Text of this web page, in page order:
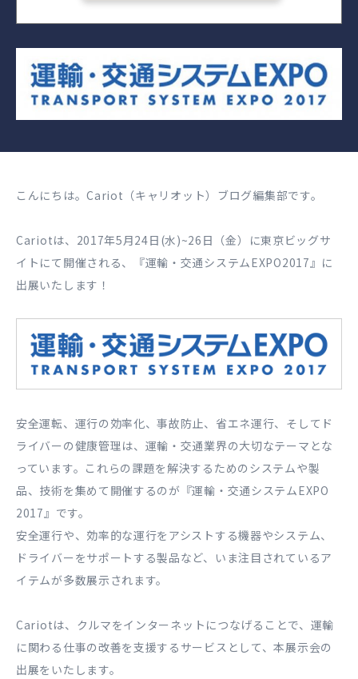
こんにちは。Cariot（キャリオット）ブログ編集部です。
Cariotは、2017年5月24日(水)~26日（金）に東京ビッグサ
イトにて開催される、『運輸・交通システムEXPO2017』に
出展いたします！
安全運転、運行の効率化、事故防止、省エネ運行、そしてド
ライバーの健康管理は、運輸・交通業界の大切なテーマとな
っています。これらの課題を解決するためのシステムや製
品、技術を集めて開催するのが『運輸・交通システムEXPO
2017』です。
安全運行や、効率的な運行をアシストする機器やシステム、
ドライバーをサポートする製品など、いま注目されているア
イテムが多数展示されます。
Cariotは、クルマをインターネットにつなげることで、運輸
に関わる仕事の改善を支援するサービスとして、本展示会の
出展をいたします。